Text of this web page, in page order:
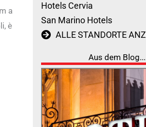
a
è
Hotels Cervia
San Marino Hotels
ALLE STANDORTE
Aus dem Blog...